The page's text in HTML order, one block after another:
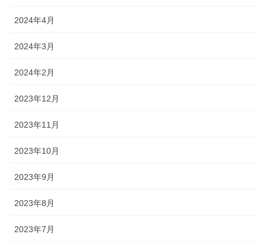
2024年4月
2024年3月
2024年2月
2023年12月
2023年11月
2023年10月
2023年9月
2023年8月
2023年7月